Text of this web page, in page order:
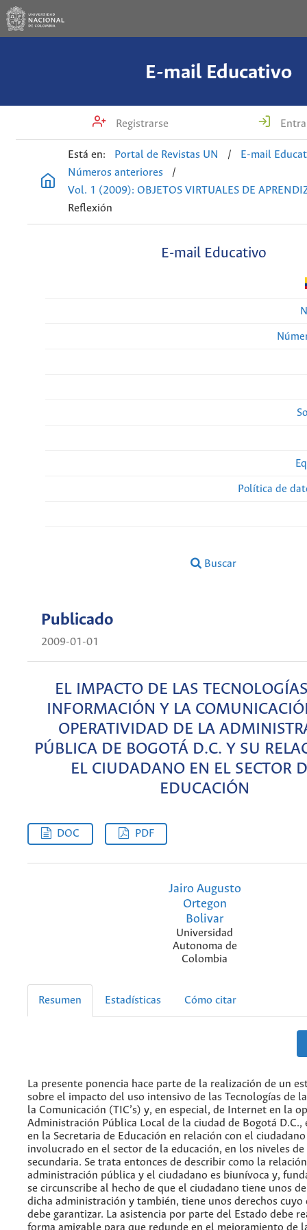
E-mail Educativo
Registrarse
Está en: Portal de Revistas UN /
E-mail
Números anteriores
/
Vol. 1 (2009): OBJETOS VIRTUALES DE
Reflexión
E-mail Educativo
Política de
Buscar
Publicado
2009-01-01
EL IMPACTO DE LAS
INFORMACIÓN Y LA
OPERATIVIDAD DE LA
PÚBLICA DE BOGOTÁ D.C. Y SU
EL CIUDADANO EN EL SECTOR
EDUCACIÓN
DOC PDF
Jairo Augusto
Ortegon
Bolivar
Universidad
Autonoma de
Colombia
Resumen Estadísticas Cómo citar
La presente ponencia hace parte de la realización de un
sobre el impacto del uso intensivo de las Tecnologías de
la Comunicación (TIC’s) y, en especial, de Internet en la
Administración Pública Local de la ciudad de Bogotá D.C.,
en la Secretaria de Educación en relación con el
involucrado en el sector de la educación, en los niveles
secundaria. Se trata entonces de describir como la
administración pública y el ciudadano es biunívoca y,
se circunscribe al hecho de que el ciudadano tiene unos
dicha administración y también, tiene unos derechos
debe garantizar. La asistencia por parte del Estado debe
forma amigable para que redunde en el mejoramiento de